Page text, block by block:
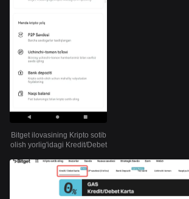
Bitget ilovasining Kripto sotib
olish yorlig'idagi Kredit/Debet